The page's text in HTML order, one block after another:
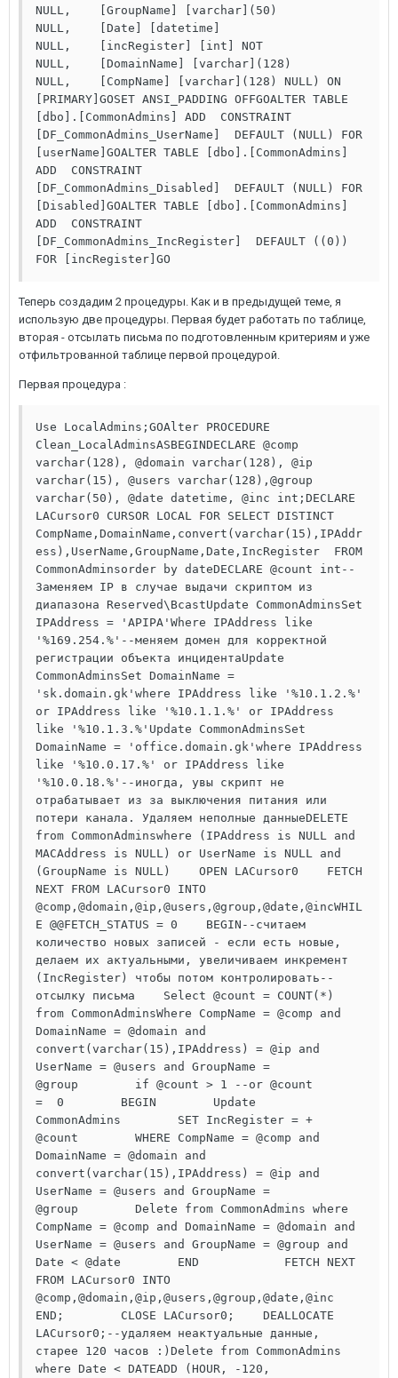
NULL,    [GroupName] [varchar](50)
NULL,    [Date] [datetime]
NULL,    [incRegister] [int] NOT
NULL,    [DomainName] [varchar](128)
NULL,    [CompName] [varchar](128) NULL) ON
[PRIMARY]GOSET ANSI_PADDING OFFGOALTER TABLE
[dbo].[CommonAdmins] ADD  CONSTRAINT
[DF_CommonAdmins_UserName]  DEFAULT (NULL) FOR
[userName]GOALTER TABLE [dbo].[CommonAdmins]
ADD  CONSTRAINT
[DF_CommonAdmins_Disabled]  DEFAULT (NULL) FOR
[Disabled]GOALTER TABLE [dbo].[CommonAdmins]
ADD  CONSTRAINT
[DF_CommonAdmins_IncRegister]  DEFAULT ((0))
FOR [incRegister]GO
Теперь создадим 2 процедуры. Как и в предыдущей теме, я
использую две процедуры. Первая будет работать по таблице,
вторая - отсылать письма по подготовленным критериям и уже
отфильтрованной таблице первой процедурой.
Первая процедура :
Use LocalAdmins;GOAlter PROCEDURE
Clean_LocalAdminsASBEGINDECLARE @comp
varchar(128), @domain varchar(128), @ip
varchar(15), @users varchar(128),@group
varchar(50), @date datetime, @inc int;DECLARE
LACursor0 CURSOR LOCAL FOR SELECT DISTINCT
CompName,DomainName,convert(varchar(15),IPAddr
ess),UserName,GroupName,Date,IncRegister  FROM
CommonAdminsorder by dateDECLARE @count int--
Заменяем IP в случае выдачи скриптом из
диапазона Reserved\BcastUpdate CommonAdminsSet
IPAddress = 'APIPA'Where IPAddress like
'%169.254.%'--меняем домен для корректной
регистрации объекта инцидентаUpdate
CommonAdminsSet DomainName =
'sk.domain.gk'where IPAddress like '%10.1.2.%'
or IPAddress like '%10.1.1.%' or IPAddress
like '%10.1.3.%'Update CommonAdminsSet
DomainName = 'office.domain.gk'where IPAddress
like '%10.0.17.%' or IPAddress like
'%10.0.18.%'--иногда, увы скрипт не
отрабатывает из за выключения питания или
потери канала. Удаляем неполные данныеDELETE
from CommonAdminswhere (IPAddress is NULL and
MACAddress is NULL) or UserName is NULL and
(GroupName is NULL)    OPEN LACursor0    FETCH
NEXT FROM LACursor0 INTO
@comp,@domain,@ip,@users,@group,@date,@incWHIL
E @@FETCH_STATUS = 0    BEGIN--считаем
количество новых записей - если есть новые,
делаем их актуальными, увеличиваем инкремент
(IncRegister) чтобы потом контролировать--
отсылку письма    Select @count = COUNT(*)
from CommonAdminsWhere CompName = @comp and
DomainName = @domain and
convert(varchar(15),IPAddress) = @ip and
UserName = @users and GroupName =
@group        if @count > 1 --or @count
=  0        BEGIN        Update
CommonAdmins        SET IncRegister = +
@count        WHERE CompName = @comp and
DomainName = @domain and
convert(varchar(15),IPAddress) = @ip and
UserName = @users and GroupName =
@group        Delete from CommonAdmins where
CompName = @comp and DomainName = @domain and
UserName = @users and GroupName = @group and
Date < @date        END            FETCH NEXT
FROM LACursor0 INTO
@comp,@domain,@ip,@users,@group,@date,@inc
END;        CLOSE LACursor0;    DEALLOCATE
LACursor0;--удаляем неактуальные данные,
старее 120 часов :)Delete from CommonAdmins
where Date < DATEADD (HOUR, -120,